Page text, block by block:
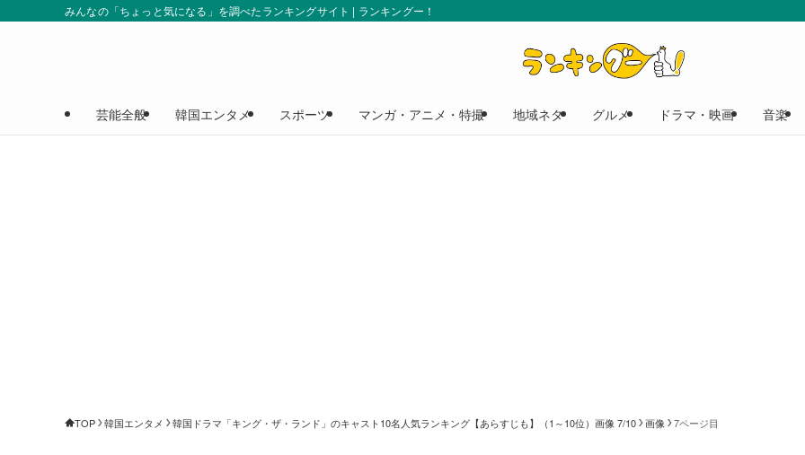
みんなの「ちょっと気になる」を調べたランキングサイト | ランキングー！
芸能全般 韓国エンタメ スポーツ マンガ・アニメ・特撮 地域ネタ グルメ ドラマ・映画 音楽
TOP 韓国エンタメ 韓国ドラマ「キング・ザ・ランド」のキャスト10名人気ランキング【あらすじも】（1～10位）画像 7/10 画像 7ページ目